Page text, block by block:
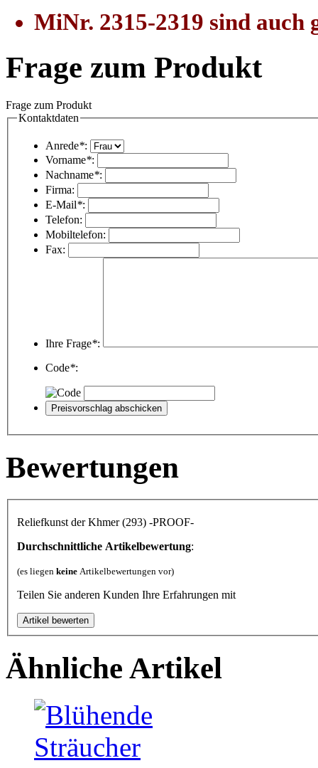
MiNr. 2315-2319 sind auch
Frage zum Produkt
Frage zum Produkt
Kontaktdaten
Anrede*:
Vorname*:
Nachname*:
Firma:
E-Mail*:
Telefon:
Mobiltelefon:
Fax:
Ihre Frage*:
Code*:
Bewertungen
Reliefkunst der Khmer (293) -PROOF-
Durchschnittliche Artikelbewertung:
(es liegen keine Artikelbewertungen vor)
Teilen Sie anderen Kunden Ihre Erfahrungen mit
Ähnliche Artikel